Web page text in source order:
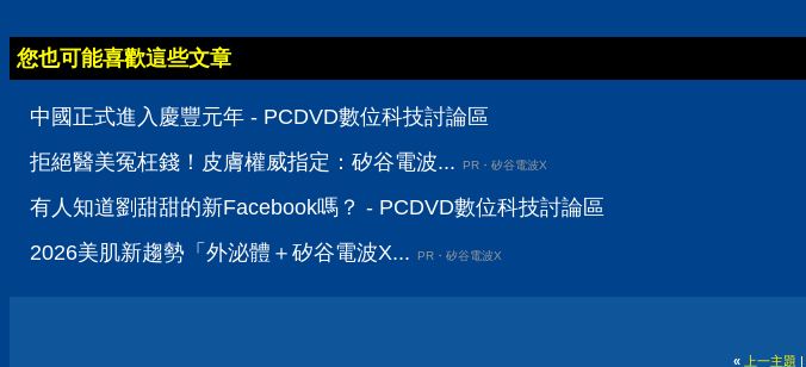
您也可能喜歡這些文章
中國正式進入慶豐元年 - PCDVD數位科技討論區
拒絕醫美冤枉錢！皮膚權威指定：矽谷電波...
PR・矽谷電波X
有人知道劉甜甜的新Facebook嗎？ - PCDVD數位科技討論區
2026美肌新趨勢「外泌體＋矽谷電波X...
PR・矽谷電波X
« 上一主題 |